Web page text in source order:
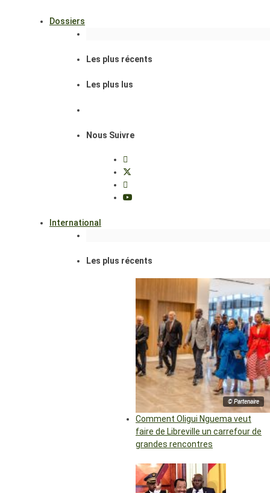
Dossiers
Les plus récents
Les plus lus
Nous Suivre
International
Les plus récents
© Partenaire
Comment Oligui Nguema veut
faire de Libreville un carrefour de
grandes rencontres